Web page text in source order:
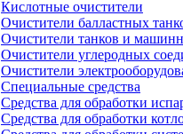
Кислотные очистители
Очистители балластных
Очистители танков и
Очистители углеродных
Очистители
Специальные средства
Средства для обработки
Средства для обработки